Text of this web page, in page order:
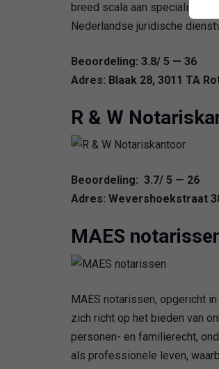
breed scala aan
Nederlandse juridische
Beoordeling: 3.8/ 5 — 36
Adres: Blaak 28, 3011 TA
R & W
Beoordeling: 3.7/ 5 — 26
Adres: Wevershoekstraat
MAES
MAES notarissen, opgericht
zich richt op het bieden van
personen- en familierecht,
als professionele leven,